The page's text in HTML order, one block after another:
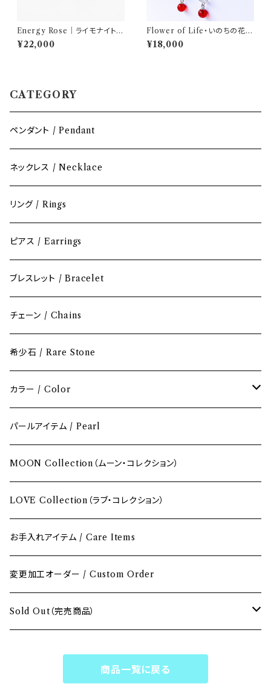
Energy Rose｜ライモナイトイ
ンクォーツ ピアス（ステンレス）
｜AQUARYLIS
¥22,000
Flower of Life・いのちの花｜
レッドアンバー ピアス（Silver9
25／約6.6cm）｜AQUARYLI
¥18,000
CATEGORY
ペンダント / Pendant
ネックレス / Necklace
リング / Rings
ピアス / Earrings
ブレスレット / Bracelet
チェーン / Chains
希少石 / Rare Stone
カラー / Color
レッド / Red
ピンク / Pink
イエロー / Yellow
オレンジ / Orange
グリーン / Green
ブルー / Blue
パールアイテム / Pearl
MOON Collection（ムーン・コレクション）
LOVE Collection（ラブ・コレクション）
お手入れアイテム / Care Items
変更加工オーダー / Custom Order
Sold Out（完売商品）
商品一覧に戻る